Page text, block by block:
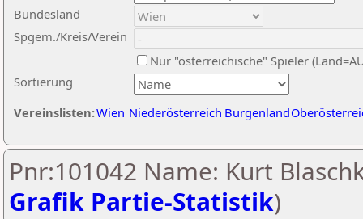
Sortierung
Bundesland
Spgem./Kreis/Verein
Nur "österreichische" Spieler
Vereinslisten:Wien Niederösterreich Burgenland
Pnr:101042 Name: Kurt
Grafik Partie-Statistik)